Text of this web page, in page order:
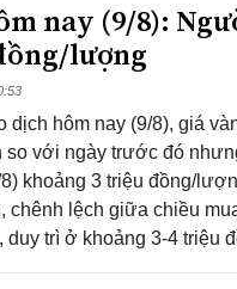
nay (9/8):
lượng
dịch hôm nay (9/8), giá
với ngày trước đó
khoảng 3 triệu đồng/
chênh lệch giữa chiều
duy trì ở khoảng 3-4 triệu